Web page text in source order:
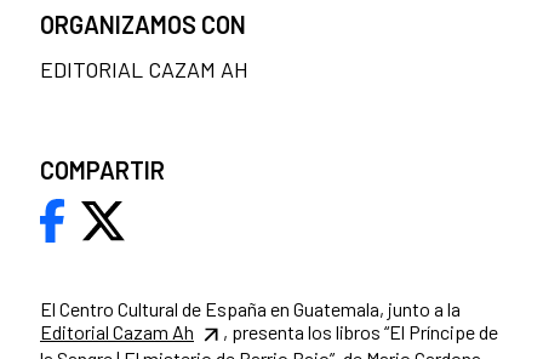
El Centro Cultural de España en Guatemala, junto a la
Editorial Cazam Ah
, presenta los libros “El Príncipe de
ORGANIZAMOS CON
EDITORIAL CAZAM AH
COMPARTIR